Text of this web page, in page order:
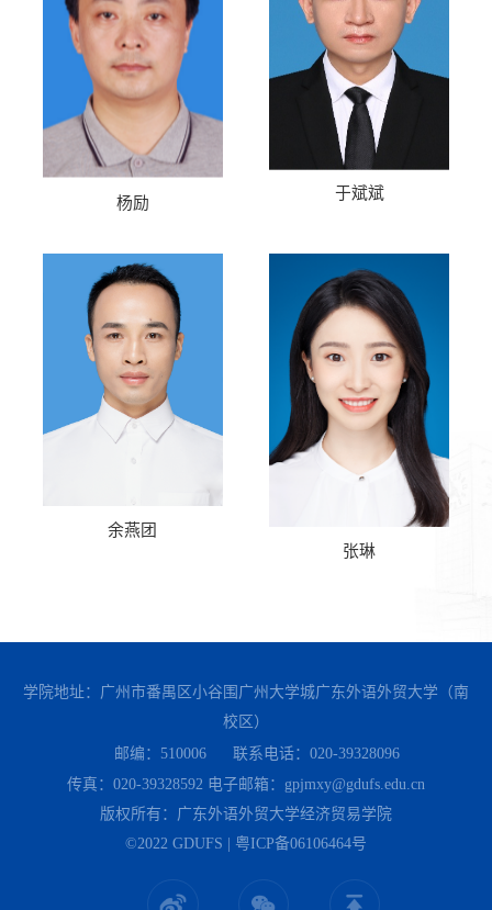
杨励
于斌斌
余燕团
张琳
学院地址：广州市番禺区小谷围广州大学城广东外语外贸大学（南
校区）
邮编：510006
联系电话：020-39328096
传真：020-39328592 电子邮箱：gpjmxy@gdufs.edu.cn
版权所有：广东外语外贸大学经济贸易学院
©2022 GDUFS | 粤ICP备06106464号